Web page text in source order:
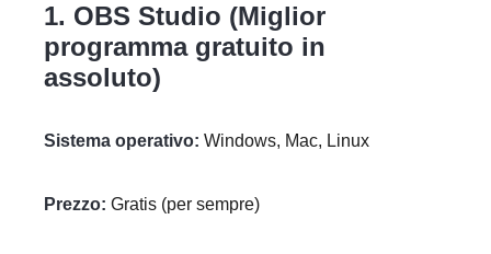
1. OBS Studio (Miglior
programma gratuito in
assoluto)
Sistema operativo: Windows, Mac, Linux
Prezzo: Gratis (per sempre)